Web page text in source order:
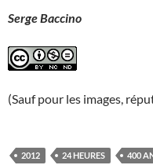
Serge Baccino
(Sauf pour les images,
2012 24 HEURES 400